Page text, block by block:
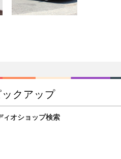
クアップ
ィオショップ検索